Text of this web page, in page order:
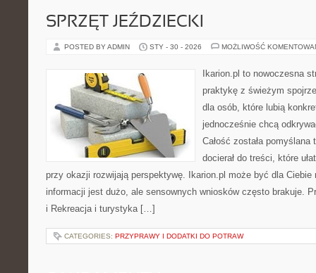
SPRZĘT JEŹDZIECKI
POSTED BY ADMIN STY - 30 - 2026 MOŻLIWOŚĆ
Ikarion.pl to nowoczesna
praktykę z świeżym
dla osób, które lubią
jednocześnie chcą
Całość została
docierał do treści, które
przy okazji rozwijają perspektywę. Ikarion.pl może być dla
informacji jest dużo, ale sensownych wniosków często brakuje.
i Rekreacja i turystyka […]
CATEGORIES: PRZYPRAWY I DODATKI DO POTRAW